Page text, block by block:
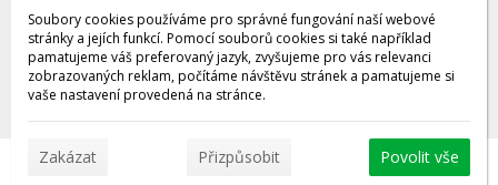
Dárkové poukazy
Obchodní podmínky - archiv
www.wexbo.com |Přihlásit
Soubory cookies používáme pro správné fungování naší webové
stránky a jejích funkcí. Pomocí souborů cookies si také například
pamatujeme váš preferovaný jazyk, zvyšujeme pro vás relevanci
zobrazovaných reklam, počítáme návštěvu stránek a pamatujeme si
vaše nastavení provedená na stránce.
Zakázat Přizpůsobit Povolit vše